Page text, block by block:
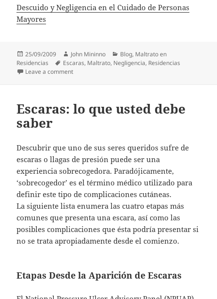
Descuido y Negligencia en el Cuidado de Personas
Mayores
Posted
on
25/09/2009 Author
John Mininno Categories
Blog, Maltrato en
Residencias
Tags
Escaras, Maltrato, Negligencia, Residencias
Leave a commenton Tarea para el día del padre
Escaras: lo que usted debe
saber
Descubrir que uno de sus seres queridos sufre de
escaras o llagas de presión puede ser una
experiencia sobrecogedora. Paradójicamente,
‘sobrecogedor’ es el término médico utilizado para
definir este tipo de complicaciones cutáneas.
La siguiente lista enumera las cuatro etapas más
comunes que presenta una escara, así como las
posibles complicaciones que ésta podría presentar si
no se trata apropiadamente desde el comienzo.
Etapas Desde la Aparición de Escaras